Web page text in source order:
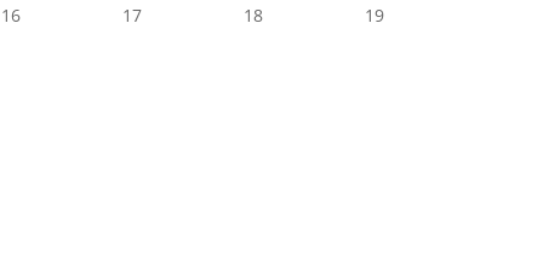
16
17
18
19